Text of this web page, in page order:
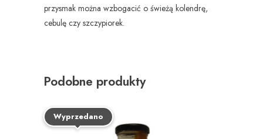
przysmak można wzbogacić o świeżą kolendrę,
cebulę czy szczypiorek.
Podobne produkty
Wyprzedano